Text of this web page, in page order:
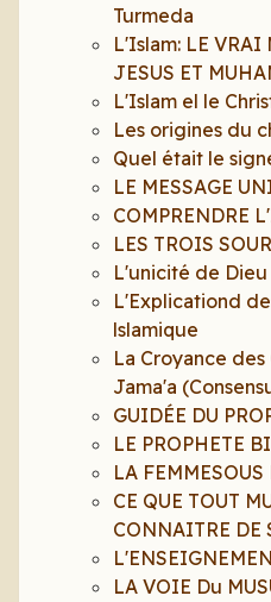
Turmeda
L'Islam: LE VRAI
JESUS ET
L'Islam el le
Les origines du
Quel était le
LE MESSAGE
COMPRENDRE
LES TROIS
L'unicité de Dieu
L'Explicationd
lslamique
La Croyance
Jama'a
GUIDÉE DU
LE PROPHETE
LA
CE QUE TOUT
CONNAITRE DE
LA VOIE Du